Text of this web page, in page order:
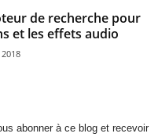
de recherche pour
et les effets audio
abonner à ce blog et recevoir